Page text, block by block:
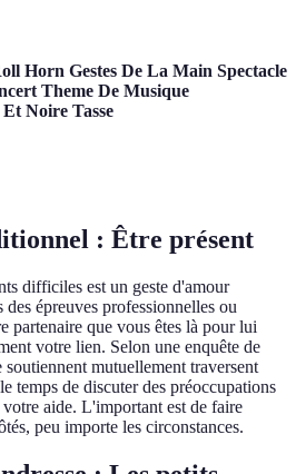
Horn Gestes De La Main Spectacle
Theme De Musique
Noire Tasse
: Être présent
difficiles est un geste d'amour
épreuves professionnelles ou
partenaire que vous êtes là pour lui
votre lien. Selon une enquête de
soutiennent mutuellement traversent
temps de discuter des préoccupations
aide. L'important est de faire
peu importe les circonstances.